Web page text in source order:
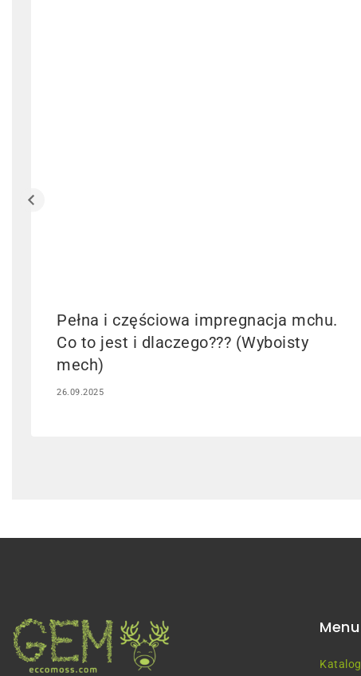
Pełna i częściowa impregnacja mchu.
Co to jest i dlaczego??? (Wyboisty
mech)
26.09.2025
Menu
Katalog